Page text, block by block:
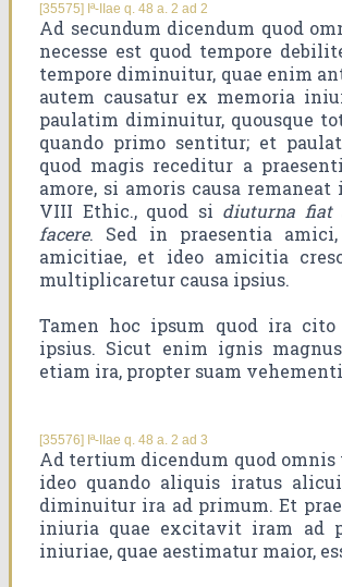
[35575] Iª-IIae q. 48 a. 2 ad 2
Ad secundum dicendum quod
necesse est quod tempore
tempore diminuitur, quae enim
autem causatur ex memoria
paulatim diminuitur, quousque
quando primo sentitur; et
quod magis receditur a
amore, si amoris causa
VIII Ethic., quod si diuturna fiat
facere. Sed in praesentia
amicitiae, et ideo amicitia
multiplicaretur causa ipsius.
Tamen hoc ipsum quod ira
ipsius. Sicut enim ignis
etiam ira, propter suam
[35576] Iª-IIae q. 48 a. 2 ad 3
Ad tertium dicendum quod
ideo quando aliquis iratus
diminuitur ira ad primum. Et
iniuria quae excitavit iram ad
iniuriae, quae aestimatur maior,